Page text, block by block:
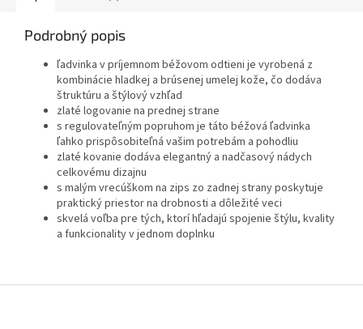
Podrobný popis
ľadvinka v príjemnom béžovom odtieni je vyrobená z
kombinácie hladkej a brúsenej umelej kože, čo dodáva
štruktúru a štýlový vzhľad
zlaté logovanie na prednej strane
s regulovateľným popruhom je táto béžová ľadvinka
ľahko prispôsobiteľná vašim potrebám a pohodliu
zlaté kovanie dodáva elegantný a nadčasový nádych
celkovému dizajnu
s malým vrecúškom na zips zo zadnej strany poskytuje
praktický priestor na drobnosti a dôležité veci
skvelá voľba pre tých, ktorí hľadajú spojenie štýlu, kvality
a funkcionality v jednom doplnku